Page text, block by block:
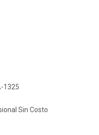
1325
Sin Costo